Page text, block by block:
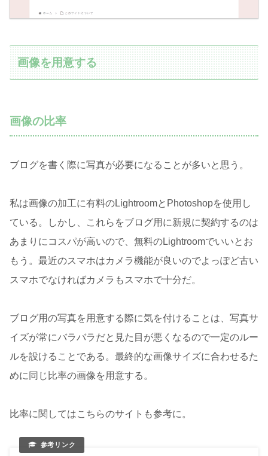
画像を用意する
画像の比率
ブログを書く際に写真が必要になることが多いと思う。
私は画像の加工に有料のLightroomとPhotoshopを使用し
ている。しかし、これらをブログ用に新規に契約するのは
あまりにコスパが高いので、無料のLightroomでいいとお
もう。最近のスマホはカメラ機能が良いのでよっぽど古い
スマホでなければカメラもスマホで十分だ。
ブログ用の写真を用意する際に気を付けることは、写真サ
イズが常にバラバラだと見た目が悪くなるので一定のルー
ルを設けることである。最終的な画像サイズに合わせるた
めに同じ比率の画像を用意する。
比率に関してはこちらのサイトも参考に。